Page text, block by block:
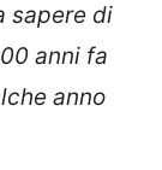
sapere di
anni fa
anno